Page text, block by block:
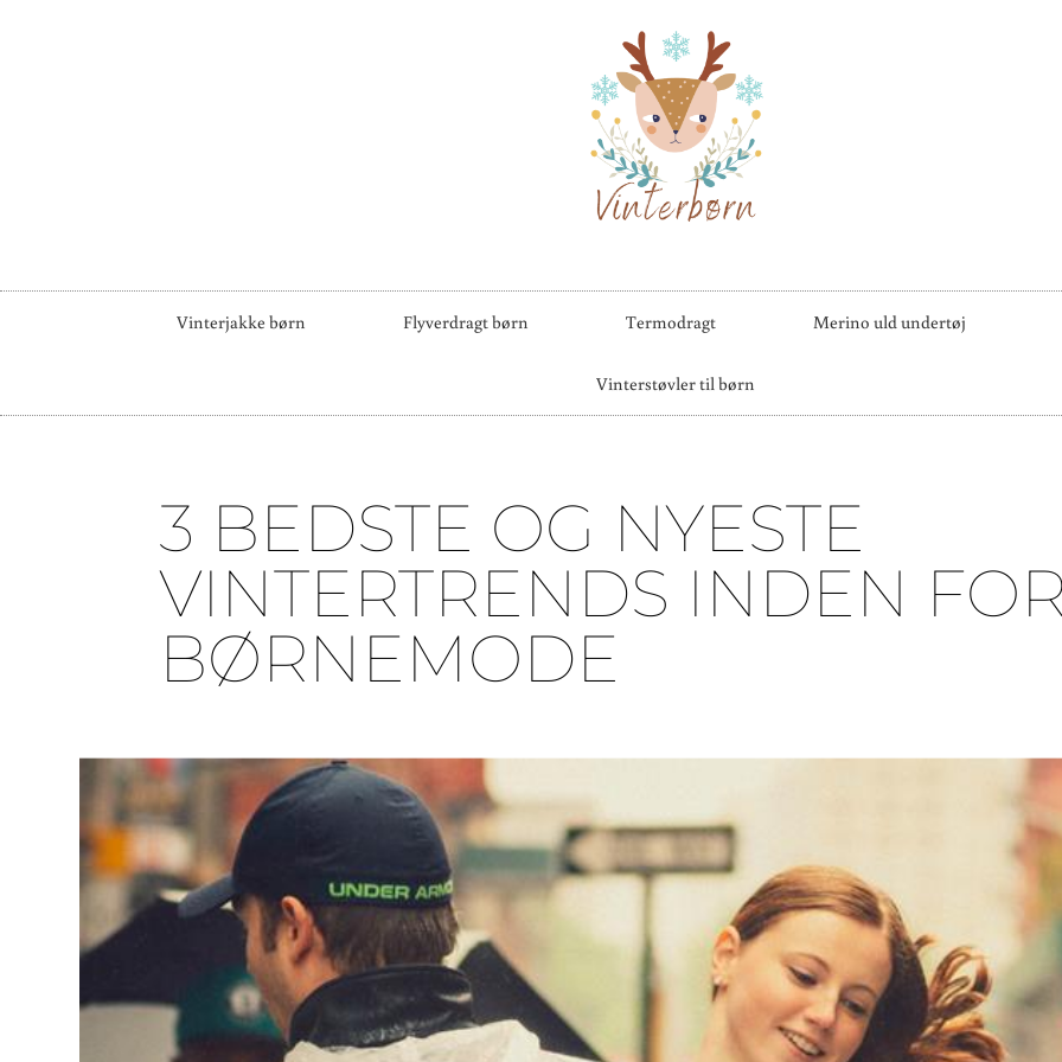
Vinterjakke børn Flyverdragt børn Termodragt Merino uld undertøj
Vinterstøvler til børn
3 BEDSTE OG NYESTE
VINTERTRENDS INDEN
BØRNEMODE